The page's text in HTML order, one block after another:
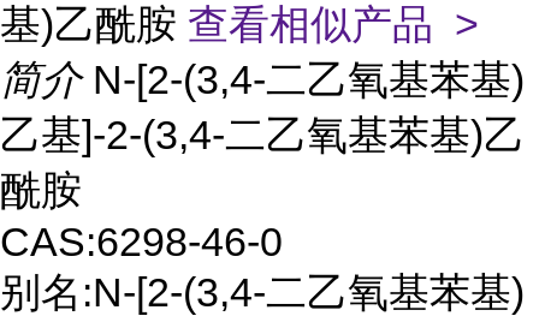
基)乙酰胺 查看相似产品 >
简介 N-[2-(3,4-二乙氧基苯基)
乙基]-2-(3,4-二乙氧基苯基)乙
酰胺
CAS:6298-46-0
别名:N-[2-(3,4-二乙氧基苯基)